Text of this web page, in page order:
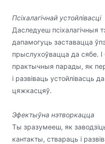
Псіхалагічнай устойлівасці
Даследуеш псіхалагічныя
дапамогуць заставацца
прыслухоўвацца да сябе. І
практычныя парады, як
і развіваць устойлівасць
цяжкасцяў.
Эфектыўна нэтворкацца
Ты зразумееш, як
кантакты, ствараць і